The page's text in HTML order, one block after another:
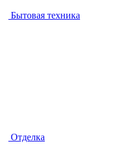
Бытовая техника
Отделка